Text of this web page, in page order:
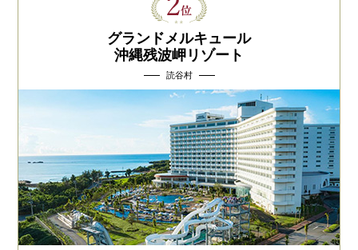
グランドメルキュール
沖縄残波岬リゾート
読谷村